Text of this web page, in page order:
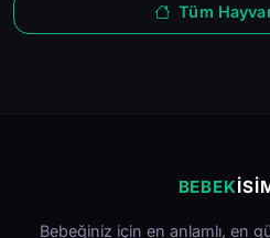
Tüm
BEBEK
Bebeğiniz için en anlamlı, en